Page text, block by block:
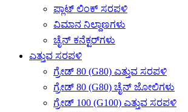
ಫ್ಲಾಟ್ ಲಿಂಕ್ ಸರಪಳಿ
ವಿಮಾನ ನಿಲ್ದಾಣಗಳು
ಚೈನ್ ಕನೆಕ್ಟರ್‌ಗಳು
ಎತ್ತುವ ಸರಪಳಿ
ಗ್ರೇಡ್ 80 (G80) ಎತ್ತುವ ಸರಪಳಿ
ಗ್ರೇಡ್ 80 (G80) ಚೈನ್ ಜೋಲಿಗಳು
ಗ್ರೇಡ್ 100 (G100) ಎತ್ತುವ ಸರಪಳಿ